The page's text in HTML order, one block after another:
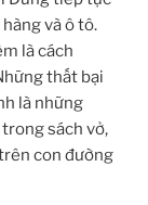
và ô tô.
là cách
thất bại
là những
sách vở,
con đường